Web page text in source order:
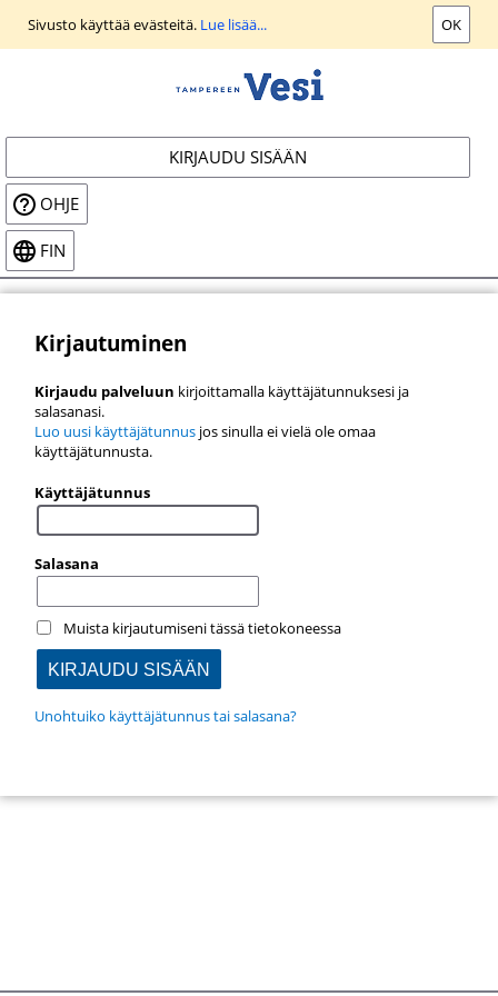
päänäkymään
Sivusto käyttää evästeitä. Lue lisää... OK
KIRJAUDU SISÄÄN
OHJE
FIN
Kirjautuminen
Kirjaudu palveluun kirjoittamalla käyttäjätunnuksesi ja
salasanasi.
Luo uusi käyttäjätunnus jos sinulla ei vielä ole omaa
käyttäjätunnusta.
Käyttäjätunnus
Salasana
Muista kirjautumiseni tässä tietokoneessa
Unohtuiko käyttäjätunnus tai salasana?